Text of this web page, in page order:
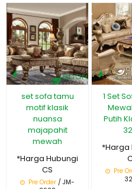
set sofa tamu
motif klasik
nuansa
majapahit
mewah
*Harga Hubungi
CS
Pre Order / JM-
1 Set
Putih
*Harga
Pre